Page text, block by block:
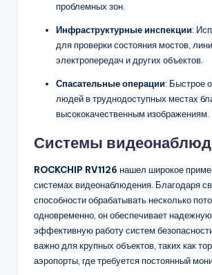
проблемных зон.
Инфраструктурные инспекции:
для проверки состояния мостов,
электропередач и других объектов.
Спасательные операции: Быстрое
людей в труднодоступных местах
высококачественным изображениям.
Системы
ROCKCHIP RV1126 нашел широкое
системах видеонаблюдения. Благодаря
способности обрабатывать несколько
одновременно, он обеспечивает
эффективную работу систем
важно для крупных объектов, таких как
аэропорты, где требуется постоянный